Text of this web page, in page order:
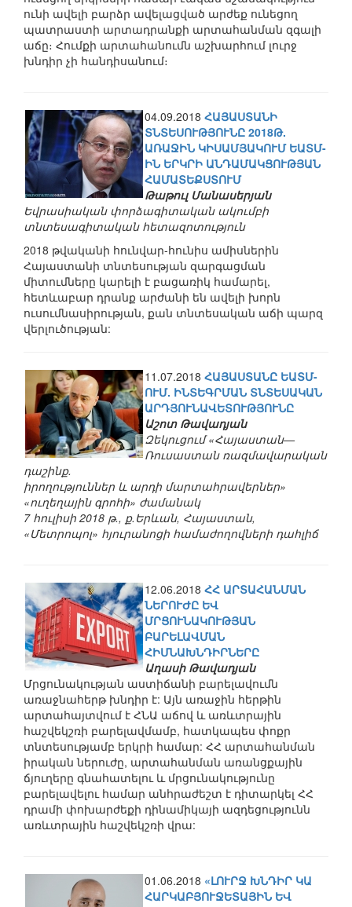
ունի ավելի բարձր ավելացված արժեք ունեցող
պատրաստի արտադրանքի արտահանման զգալի
աճը։ Հումքի արտահանումն աշխարհում լուրջ
խնդիր չի հանդիսանում։
04.09.2018 ՀԱՅԱՍՏԱՆԻ
ՏՆՏԵՍՈՒԹՅՈՒՆԸ 2018Թ.
ԱՌԱՋԻՆ ԿԻՍԱՄՅԱԿՈՒՄ ԵԱՏՄ-
ԻՆ ԵՐԿՐԻ ԱՆԴԱՄԱԿՑՈՒԹՅԱՆ
ՀԱՄԱՏԵՔՍՏՈՒՄ
Թաթուլ Մանասերյան
Եվրասիական փորձագիտական ակումբի
տնտեսագիտական հետազոտություն
2018 թվականի հունվար-հունիս ամիսներին
Հայաստանի տնտեսության զարգացման
միտումները կարելի է բացառիկ համարել,
հետևաբար դրանք արժանի են ավելի խորն
ուսումնասիրության, քան տնտեսական աճի պարզ
վերլուծության:
11.07.2018 ՀԱՅԱՍՏԱՆԸ ԵԱՏՄ-
ՈՒՄ. ԻՆՏԵԳՐՄԱՆ ՏՆՏԵՍԱԿԱՆ
ԱՐԴՅՈՒՆԱՎԵՏՈՒԹՅՈՒՆԸ
Աշոտ Թավադյան
Զեկուցում «Հայաստան—
Ռուսաստան ռազմավարական
դաշինք.
իրողություններ և արդի մարտահրավերներ»
«ուղեղային գրոհի» ժամանակ
7 հուլիսի 2018 թ., ք.Երևան, Հայաստան,
«Մետրոպոլ» հյուրանոցի համաժողովների դահլիճ
12.06.2018 ՀՀ ԱՐՏԱՀԱՆՄԱՆ
ՆԵՐՈՒԺԸ ԵՎ
ՄՐՑՈՒՆԱԿՈՒԹՅԱՆ
ԲԱՐԵԼԱՎՄԱՆ
ՀԻՄՆԱԽՆԴԻՐՆԵՐԸ
Աղասի Թավադյան
Մրցունակության աստիճանի բարելավումն
առաջնահերթ խնդիր է: Այն առաջին հերթին
արտահայտվում է ՀՆԱ աճով և առևտրային
հաշվեկշռի բարելավմամբ, հատկապես փոքր
տնտեսությամբ երկրի համար: ՀՀ արտահանման
իրական ներուժը, արտահանման առանցքային
ճյուղերը գնահատելու և մրցունակությունը
բարելավելու համար անհրաժեշտ է դիտարկել ՀՀ
դրամի փոխարժեքի դինամիկայի ազդեցությունն
առևտրային հաշվեկշռի վրա:
01.06.2018 «ԼՈՒՐՋ ԽՆԴԻՐ ԿԱ
ՀԱՐԿԱԲՅՈՒՋԵՏԱՅԻՆ ԵՎ